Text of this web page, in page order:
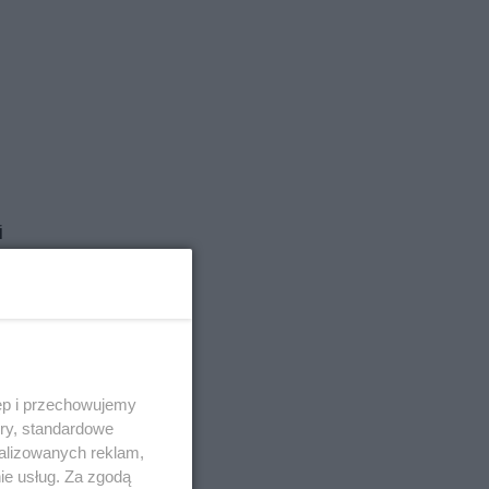
i przechowujemy
standardowe
reklam,
usług. Za zgodą